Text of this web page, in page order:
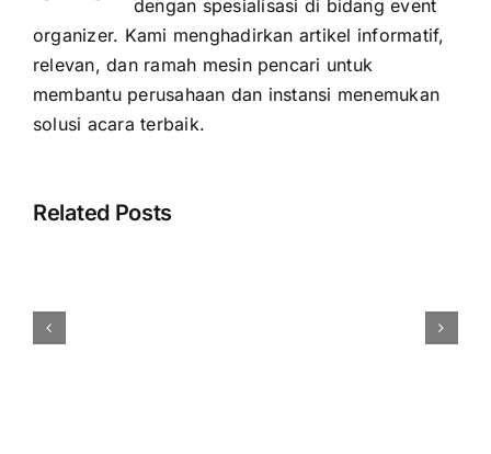
dengan spesialisasi di bidang event
organizer. Kami menghadirkan artikel informatif,
relevan, dan ramah mesin pencari untuk
membantu perusahaan dan instansi menemukan
solusi acara terbaik.
Related Posts